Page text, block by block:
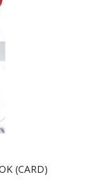
(CARD)